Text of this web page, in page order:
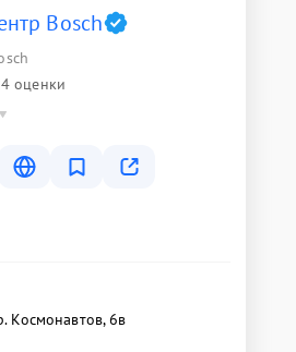
Bosch
оценки
Космонавтов, 6в